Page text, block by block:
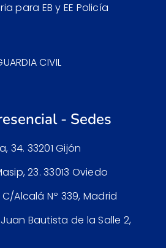
para EB y EE Policía
CIVIL
- Sedes
34. 33201 Gijón
23. 33013 Oviedo
Alcalá Nº 339, Madrid
Bautista de la Salle 2,